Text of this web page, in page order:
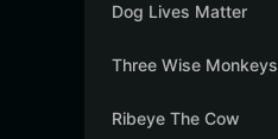
Dog Lives Matter
Three Wise Monkeys
Ribeye The Cow